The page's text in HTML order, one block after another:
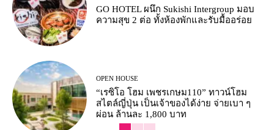
GO HOTEL ผนึก Sukishi Intergroup มอบ
ความสุข 2 ต่อ ทั้งห้องพักและรับมื้ออร่อย
OPEN HOUSE
“เรซิโอ โฮม เพชรเกษม110” ทาวน์โฮม
สไตล์ญี่ปุ่น เป็นเจ้าของได้ง่าย จ่ายเบา ๆ
ผ่อน ล้านละ 1,800 บาท